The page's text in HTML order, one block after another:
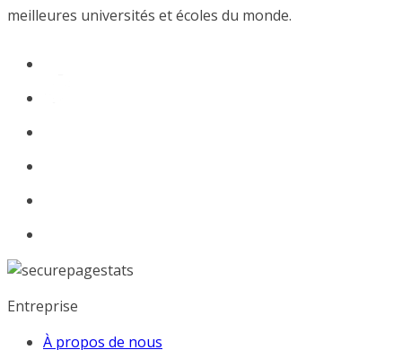
meilleures universités et écoles du monde.
Entreprise
À propos de nous